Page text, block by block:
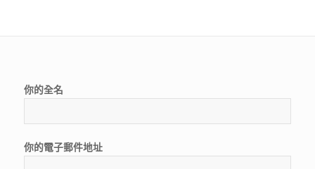
你的全名
你的電子郵件地址